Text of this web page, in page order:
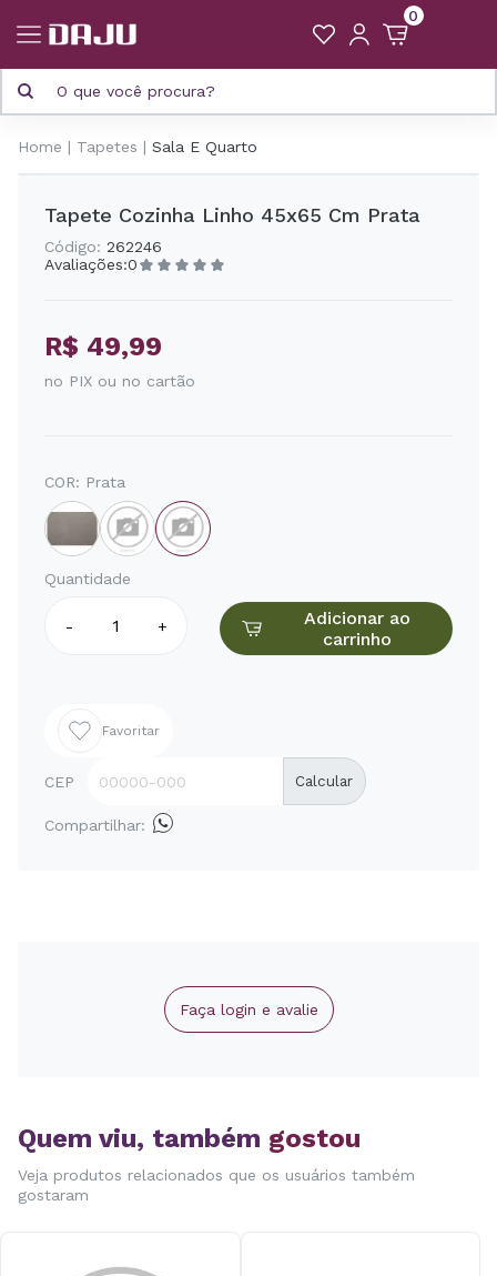
0
Home Tapetes Sala E Quarto
Tapete Cozinha Linho 45x65 Cm Prata
Código: 262246
Avaliações:0
R$ 49,99
no PIX ou no cartão
COR: Prata
Quantidade
- +
Adicionar ao
carrinho
Favoritar
CEP Calcular
Compartilhar:
Faça login e avalie
Quem viu, também gostou
Veja produtos relacionados que os usuários também
gostaram